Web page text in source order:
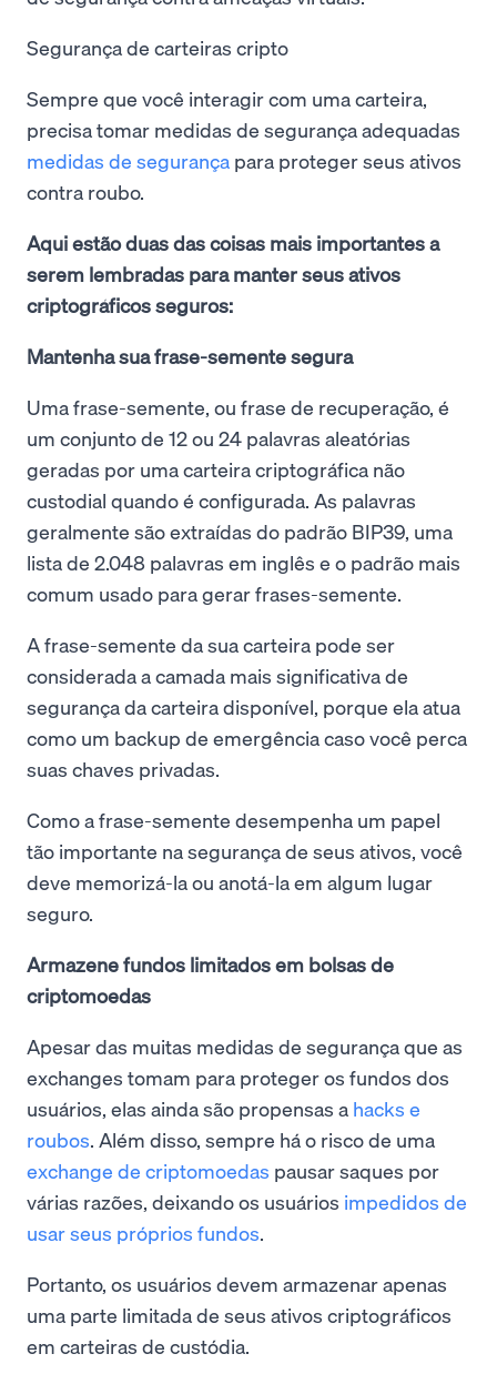
Segurança de carteiras cripto
Sempre que você interagir com uma carteira,
precisa tomar medidas de segurança adequadas
medidas de segurança para proteger seus ativos
contra roubo.
Aqui estão duas das coisas mais importantes a
serem lembradas para manter seus ativos
criptográficos seguros:
Mantenha sua frase-semente segura
Uma frase-semente, ou frase de recuperação, é
um conjunto de 12 ou 24 palavras aleatórias
geradas por uma carteira criptográfica não
custodial quando é configurada. As palavras
geralmente são extraídas do padrão BIP39, uma
lista de 2.048 palavras em inglês e o padrão mais
comum usado para gerar frases-semente.
A frase-semente da sua carteira pode ser
considerada a camada mais significativa de
segurança da carteira disponível, porque ela atua
como um backup de emergência caso você perca
suas chaves privadas.
Como a frase-semente desempenha um papel
tão importante na segurança de seus ativos, você
deve memorizá-la ou anotá-la em algum lugar
seguro.
Armazene fundos limitados em bolsas de
criptomoedas
Apesar das muitas medidas de segurança que as
exchanges tomam para proteger os fundos dos
usuários, elas ainda são propensas a hacks e
roubos. Além disso, sempre há o risco de uma
exchange de criptomoedas pausar saques por
várias razões, deixando os usuários impedidos de
usar seus próprios fundos.
Portanto, os usuários devem armazenar apenas
uma parte limitada de seus ativos criptográficos
em carteiras de custódia.